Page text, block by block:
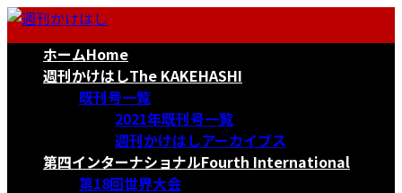
コ
ナ
ホームHome
週刊かけはしThe KAKEHASHI
既刊号一覧
2021年既刊号一覧
週刊かけはしアーカイブス
第四インターナショナルFourth International
第18回世界大会